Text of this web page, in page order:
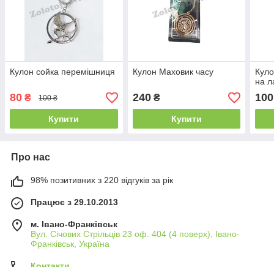
Кулон сойка перемішниця
80 ₴ 100 ₴
Купити
Кулон Маховик часу
240₴
Купити
на
100
Про нас
98% позитивних з 220 відгуків за рік
Працює з 29.10.2013
м. Івано-Франківськ
Вул. Січових Стрільців 23 оф. 404 (4 поверх), Івано-
Франківськ, Україна